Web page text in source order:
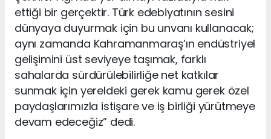
ettiği bir gerçektir. Türk edebiyatının sesini
dünyaya duyurmak için bu unvanı kullanacak;
aynı zamanda Kahramanmaraş’ın endüstriyel
gelişimini üst seviyeye taşımak, farklı
sahalarda sürdürülebilirliğe net katkılar
sunmak için yereldeki gerek kamu gerek özel
paydaşlarımızla istişare ve iş birliği yürütmeye
devam edeceğiz” dedi.